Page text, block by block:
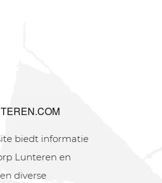
biedt informatie
Lunteren en
diverse